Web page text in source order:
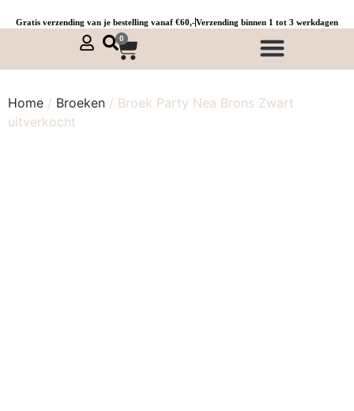
Gratis verzending van je bestelling vanaf €60,-Verzending binnen 1 tot 3 werkdagen
0
Home / Broeken / Broek Party Nea Brons Zwart
uitverkocht